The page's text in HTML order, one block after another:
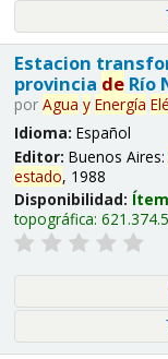
Estacion
provincia deRío
por Agua y Energía
Idioma: Español
Editor: Buenos Aires:
estado, 1988
Disponibilidad:
topográfica: